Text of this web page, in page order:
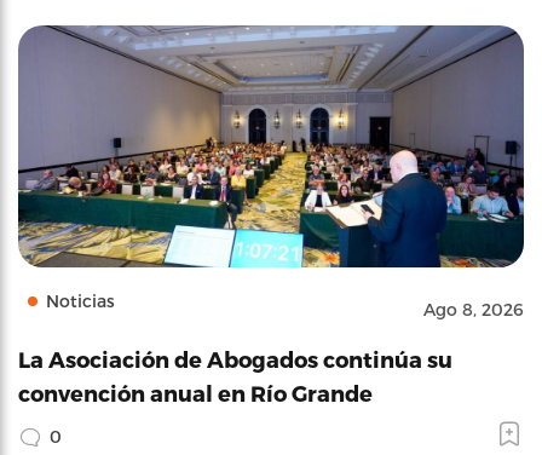
Noticias Ago 8, 2026
La Asociación de Abogados continúa su
convención anual en Río Grande
0